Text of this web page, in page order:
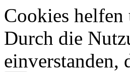
Cookies
Durch die
einverstanden,